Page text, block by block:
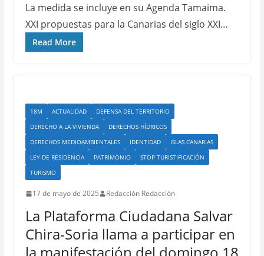
La medida se incluye en su Agenda Tamaima.
XXI propuestas para la Canarias del siglo XXI…
Read More
18M ACTUALIDAD
DEFENSA DEL TERRITORIO
DERECHO A LA VIVIENDA
DERECHOS HÍDRICOS
DERECHOS MEDIOAMBIENTALES
IDENTIDAD
ISLAS CANARIAS
LEY DE RESIDENCIA
PATRIMONIO
STOP TURISTIFICACIÓN
TURISMO
17 de mayo de 2025 Redacción Redacción
La Plataforma Ciudadana Salvar
Chira-Soria llama a participar en